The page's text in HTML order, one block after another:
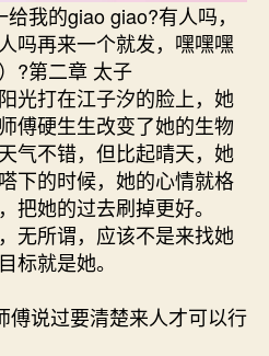
我的giao giao?有人吗，
吗再来一个就发，嘿嘿嘿
?第二章 太子
光打在江子汐的脸上，她
傅硬生生改变了她的生物
气不错，但比起晴天，她
下的时候，她的心情就格
把她的过去刷掉更好。
无所谓，应该不是来找她
标就是她。
傅说过要清楚来人才可以行